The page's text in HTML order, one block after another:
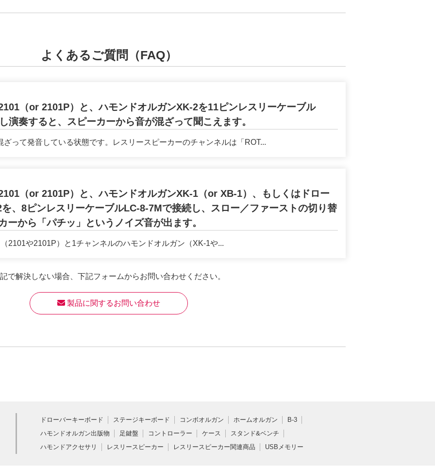
よくあるご質問（FAQ）
（or 2101P）と、ハモンドオルガンXK-2を11ピンレスリーケーブル
演奏すると、スピーカーから音が混ざって聞こえます。
って発音している状態です。レスリースピーカーのチャンネルは「ROT...
（or 2101P）と、ハモンドオルガンXK-1（or XB-1）、もしくはドロー
、8ピンレスリーケーブルLC-8-7Mで接続し、スロー／ファーストの切り替
ーから「パチッ」というノイズ音が出ます。
2101や2101P）と1チャンネルのハモンドオルガン（XK-1や...
で解決しない場合、 下記フォームからお問い合わせください。
製品に関するお問い合わせ
ドローバーキーボード ステージキーボード コンボオルガン ホームオルガン
B-3
ハモンドオルガン出版物
足鍵盤 コントローラー ケース
スタンド&ベンチ
ハモンドアクセサリ
レスリースピーカー レスリースピーカー関連商品 USBメモリー